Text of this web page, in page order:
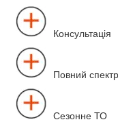
Консультація
Повний
Сезонне ТО